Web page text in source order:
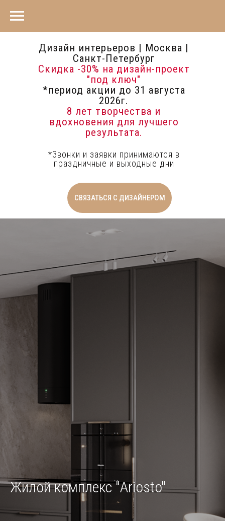
СВЯЗАТЬСЯ С ДИЗАЙНЕРОМ
*Звонки и заявки принимаются в
праздничные и выходные дни
Дизайн интерьеров | Москва |
Санкт-Петербург
Скидка -30% на дизайн-проект
"под ключ"
*период акции до 31 августа
2026г.
8 лет творчества и
вдохновения для лучшего
результата.
Жилой комплекс"Ariosto"